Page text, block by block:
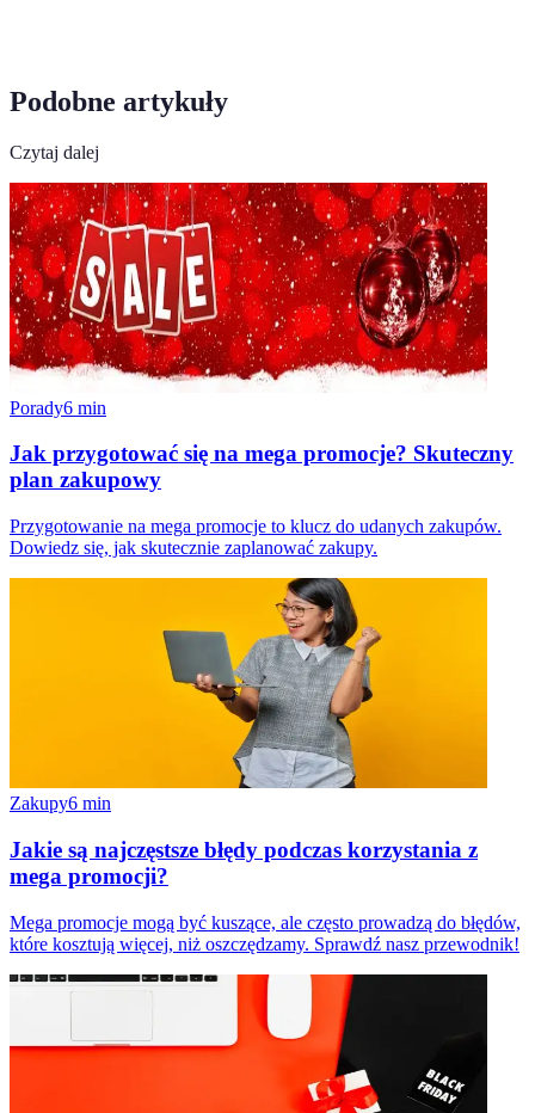
Podobne artykuły
Czytaj dalej
Porady6 min
Jak przygotować się na mega promocje? Skuteczny
plan zakupowy
Przygotowanie na mega promocje to klucz do udanych zakupów.
Dowiedz się, jak skutecznie zaplanować zakupy.
Zakupy6 min
Jakie są najczęstsze błędy podczas korzystania z
mega promocji?
Mega promocje mogą być kuszące, ale często prowadzą do błędów,
które kosztują więcej, niż oszczędzamy. Sprawdź nasz przewodnik!